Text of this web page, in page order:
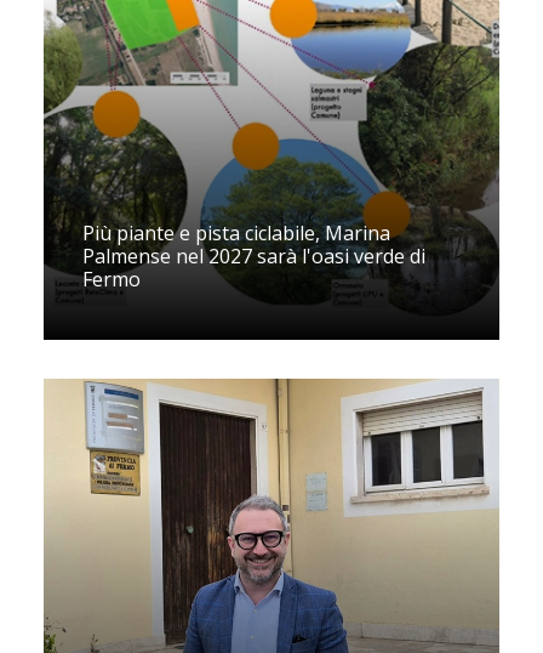
Più piante e pista ciclabile, Marina
Palmense nel 2027 sarà l'oasi verde di
Fermo